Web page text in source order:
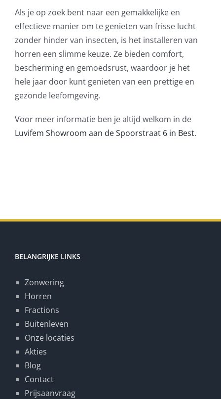
Als je op zoek bent naar een gemakkelijke en
effectieve manier om te genieten van frisse lucht
zonder hinder van insecten, is het installeren van
horren een slimme keuze. Ze bieden comfort,
bescherming en gemoedsrust, waardoor je het
hele jaar door kunt genieten van een prettige en
gezonde leefomgeving.
Voor meer informatie ben je altijd welkom in de
Luvifem Showroom aan de Spoorstraat 6 in Best.
BELANGRIJKE LINKS
Zonwering
Horren
Fractions
Buitenleven
Onze locaties
Akties
Blog
Contact
Prijsaanvraag